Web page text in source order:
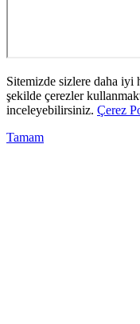
Sitemizde sizlere daha
şekilde çerezler
inceleyebilirsiniz. Çerez
Tamam